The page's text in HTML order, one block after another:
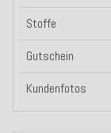
Stoffe
Gutschein
Kundenfotos